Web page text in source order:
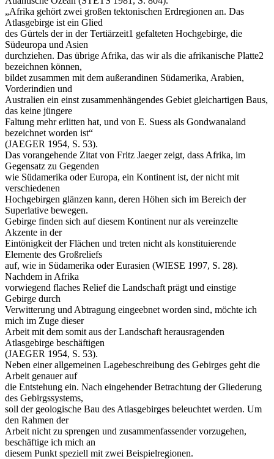
„Afrika gehört zwei großen tektonischen Erdregionen an. Das
Atlasgebirge ist ein Glied
des Gürtels der in der Tertiärzeit1 gefalteten Hochgebirge, die
Südeuropa und Asien
durchziehen. Das übrige Afrika, das wir als die afrikanische Platte2
bezeichnen können,
bildet zusammen mit dem außerandinen Südamerika, Arabien,
Vorderindien und
Australien ein einst zusammenhängendes Gebiet gleichartigen Baus,
das keine jüngere
Faltung mehr erlitten hat, und von E. Suess als Gondwanaland
bezeichnet worden ist“
(JAEGER 1954, S. 53).
Das vorangehende Zitat von Fritz Jaeger zeigt, dass Afrika, im
Gegensatz zu Gegenden
wie Südamerika oder Europa, ein Kontinent ist, der nicht mit
verschiedenen
Hochgebirgen glänzen kann, deren Höhen sich im Bereich der
Superlative bewegen.
Gebirge finden sich auf diesem Kontinent nur als vereinzelte
Akzente in der
Eintönigkeit der Flächen und treten nicht als konstituierende
Elemente des Großreliefs
auf, wie in Südamerika oder Eurasien (WIESE 1997, S. 28).
Nachdem in Afrika
vorwiegend flaches Relief die Landschaft prägt und einstige
Gebirge durch
Verwitterung und Abtragung eingeebnet worden sind, möchte ich
mich im Zuge dieser
Arbeit mit dem somit aus der Landschaft herausragenden
Atlasgebirge beschäftigen
(JAEGER 1954, S. 53).
Neben einer allgemeinen Lagebeschreibung des Gebirges geht die
Arbeit genauer auf
die Entstehung ein. Nach eingehender Betrachtung der Gliederung
des Gebirgssystems,
soll der geologische Bau des Atlasgebirges beleuchtet werden. Um
den Rahmen der
Arbeit nicht zu sprengen und zusammenfassender vorzugehen,
beschäftige ich mich an
diesem Punkt speziell mit zwei Beispielregionen.